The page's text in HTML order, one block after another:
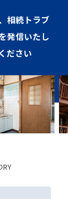
相続トラブ
発信いたし
ださい